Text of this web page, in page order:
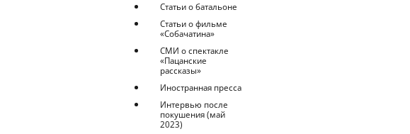
Статьи о батальоне
Статьи о фильме
«Собачатина»
СМИ о спектакле
«Пацанские
рассказы»
Иностранная пресса
Интервью после
покушения (май
2023)